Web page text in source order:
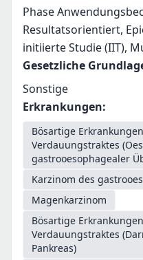
Phase
Resultatsorientiert,
initiierte Studie (IIT),
Gesetzliche
Sonstige
Erkrankungen:
Bösartige
Verdauungstraktes
gastrooesophagealer
Karzinom des
Magenkarzinom
Bösartige
Verdauungstraktes
Pankreas)